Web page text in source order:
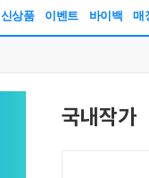
신상품 이벤트 바이백 매
국내작가